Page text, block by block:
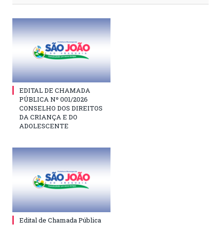
EDITAL DE CHAMADA
PÚBLICA Nº 001/2026
CONSELHO DOS DIREITOS
DA CRIANÇA E DO
ADOLESCENTE
Edital de Chamada Pública